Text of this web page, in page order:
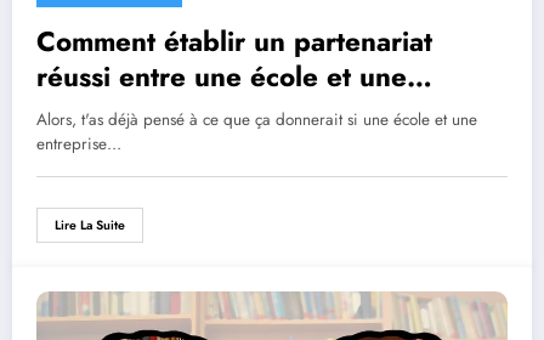
Comment établir un partenariat
réussi entre une école et une
entreprise
Alors, t'as déjà pensé à ce que ça donnerait si une école et une
entreprise…
Lire La Suite